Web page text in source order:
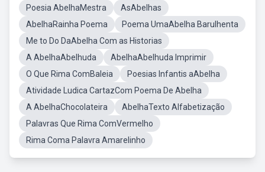
Poesia AbelhaMestra
AsAbelhas
AbelhaRainha Poema
Poema UmaAbelha Barulhenta
Me to Do DaAbelha Com as Historias
A AbelhaAbelhuda
AbelhaAbelhuda Imprimir
O Que Rima ComBaleia
Poesias Infantis aAbelha
Atividade Ludica CartazCom Poema De Abelha
A AbelhaChocolateira
AbelhaTexto Alfabetização
Palavras Que Rima ComVermelho
Rima Coma Palavra Amarelinho